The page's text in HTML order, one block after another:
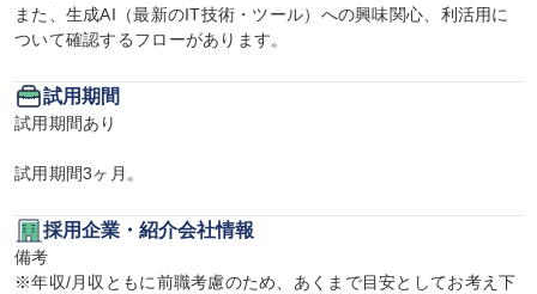
また、生成AI（最新のIT技術・ツール）への興味関心、利活用に
ついて確認するフローがあります。
試用期間
試用期間あり
試用期間3ヶ月。
採用企業・紹介会社情報
備考
※年収/月収ともに前職考慮のため、あくまで目安としてお考え下